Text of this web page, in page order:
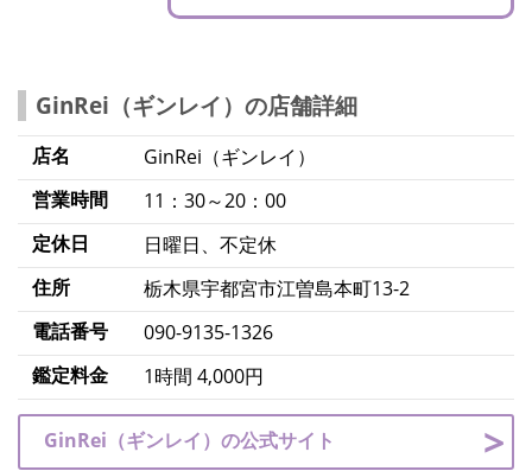
GinRei（ギンレイ）の店舗詳細
店名
GinRei（ギンレイ）
営業時間
11：30～20：00
定休日
日曜日、不定休
住所
栃木県宇都宮市江曽島本町13-2
電話番号
090-9135-1326
鑑定料金
1時間 4,000円
GinRei（ギンレイ）の公式サイト